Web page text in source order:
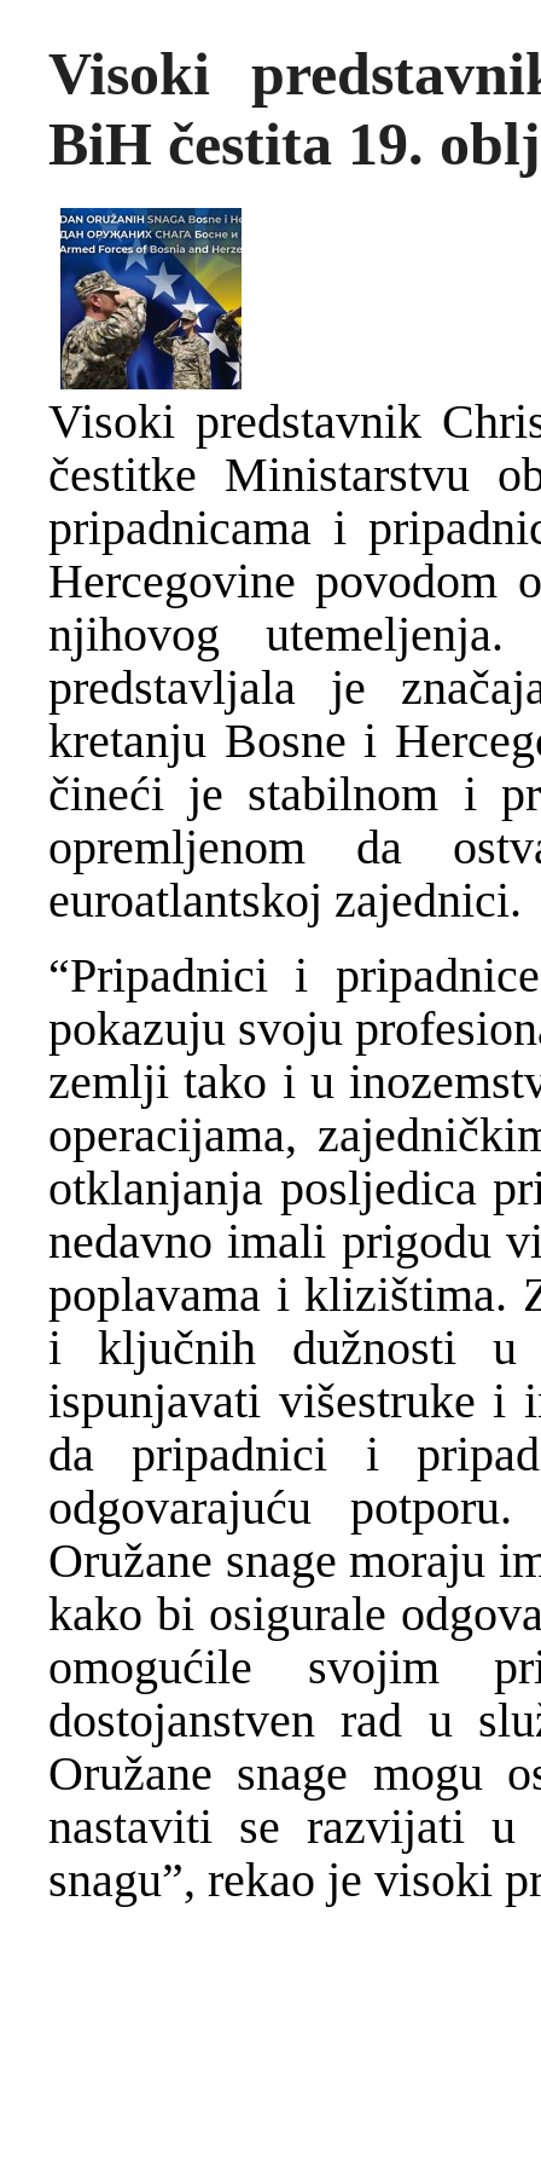
Visoki
BiH čestita 19.
Visoki predstavnik
čestitke Ministarstvu
pripadnicama i
Hercegovine povodom
njihovog utemeljenja.
predstavljala je
kretanju Bosne i
čineći je stabilnom i
opremljenom da
euroatlantskoj zajednici.
“Pripadnici i
pokazuju svoju
zemlji tako i u
operacijama,
otklanjanja posljedica
nedavno imali prigodu
poplavama i klizištima.
i ključnih dužnosti u
ispunjavati višestruke i
da pripadnici i
odgovarajuću
Oružane snage moraju
kako bi osigurale
omogućile svojim
dostojanstven rad u
Oružane snage mogu
nastaviti se razvijati u
snagu”, rekao je visoki